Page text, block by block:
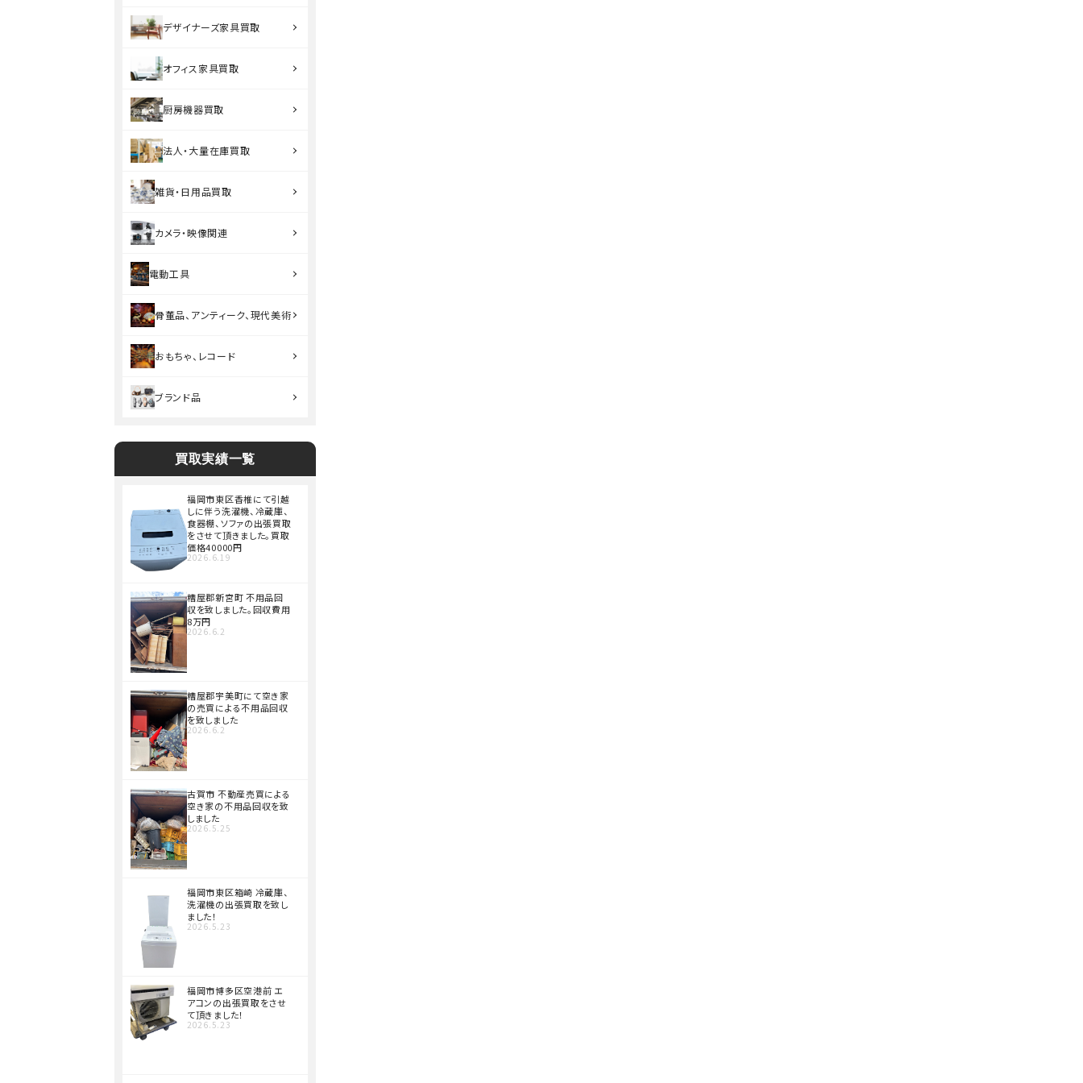
デザイナーズ家具買取
オフィス家具買取
厨房機器買取
法人・大量在庫買取
雑貨・日用品買取
カメラ・映像関連
電動工具
骨董品、アンティーク、現代美術
おもちゃ、レコード
ブランド品
買取実績一覧
福岡市東区香椎にて引越
しに伴う洗濯機、冷蔵庫、
食器棚、ソファの出張買取
をさせて頂きました。買取
価格40000円
2026.6.19
糟屋郡新宮町 不用品回
収を致しました。回収費用
8万円
2026.6.2
糟屋郡宇美町にて空き家
の売買による不用品回収
を致しました
2026.6.2
古賀市 不動産売買による
空き家の不用品回収を致
しました
2026.5.25
福岡市東区箱崎 冷蔵庫、
洗濯機の出張買取を致し
ました！
2026.5.23
福岡市博多区空港前 エ
アコンの出張買取をさせ
て頂きました！
2026.5.23